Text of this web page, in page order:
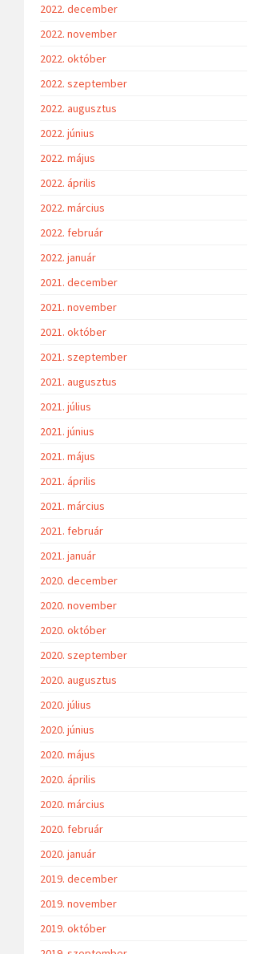
2022. december
2022. november
2022. október
2022. szeptember
2022. augusztus
2022. június
2022. május
2022. április
2022. március
2022. február
2022. január
2021. december
2021. november
2021. október
2021. szeptember
2021. augusztus
2021. július
2021. június
2021. május
2021. április
2021. március
2021. február
2021. január
2020. december
2020. november
2020. október
2020. szeptember
2020. augusztus
2020. július
2020. június
2020. május
2020. április
2020. március
2020. február
2020. január
2019. december
2019. november
2019. október